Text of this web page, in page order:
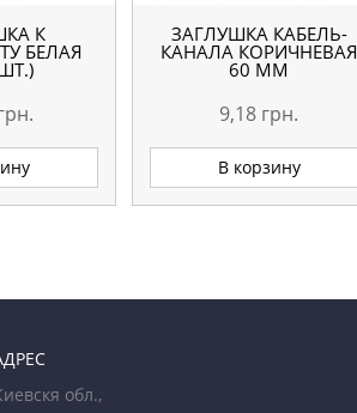
К
БЕЛАЯ
ЗАГЛУШКА КАБЕЛЬ-
КАНАЛА КОРИЧНЕВАЯ
60 ММ
9,18 грн.
В корзину
обл.,